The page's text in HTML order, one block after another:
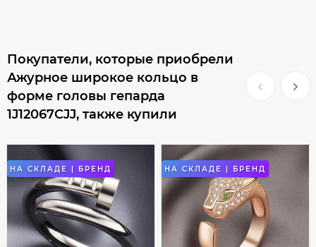
Покупатели, которые приобрели
Ажурное широкое кольцо в
форме головы гепарда
1J12067CJJ, также купили
НА СКЛАДЕ | БРЕНД НА СКЛАДЕ | БРЕНД